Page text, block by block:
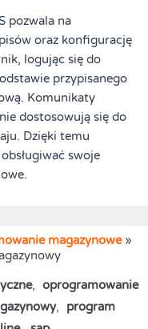
pozwala na
oraz konfigurację
logując się do
przypisanego
Komunikaty
dostosowują się do
Dzięki temu
swoje
magazynowe»
, oprogramowanie
, program